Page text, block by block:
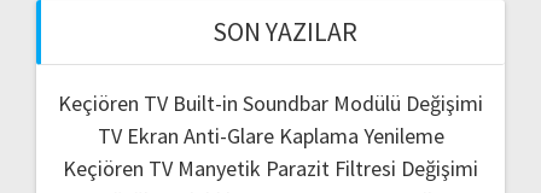
SON YAZILAR
Keçiören TV Built-in Soundbar Modülü Değişimi
TV Ekran Anti-Glare Kaplama Yenileme
Keçiören TV Manyetik Parazit Filtresi Değişimi